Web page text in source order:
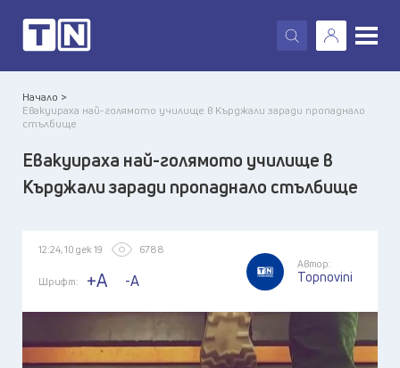
X
Начало >
Евакуираха най-голямото училище в Кърджали заради пропаднало
стълбище
Евакуираха най-голямото училище в
Кърджали заради пропаднало стълбище
12:24, 10 дек 19 6788
Шрифт: +A -A
Автор:
Topnovini